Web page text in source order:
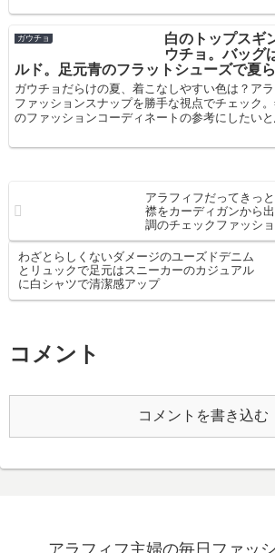
ガウチョ
白のトップスギ
ウチョ。バッグ
ルド。足元青のフラットシューズで夏
ガウチョだらけの夏、着こなしやすい色は？ア
ファッションスナップを勝手な視点でチェック
のファッションコーディネートの参考にしたいと
アラフィフだってきっ
襟をカーディガンから
調のチェックファッシ
わざとらしくないダメージのユーズドデニム
とリュックで足元はスニーカーのカジュアル
に白シャツで清潔感アップ
コメント
コメントを書き込む
アラフィフ主婦の毎日ファッ